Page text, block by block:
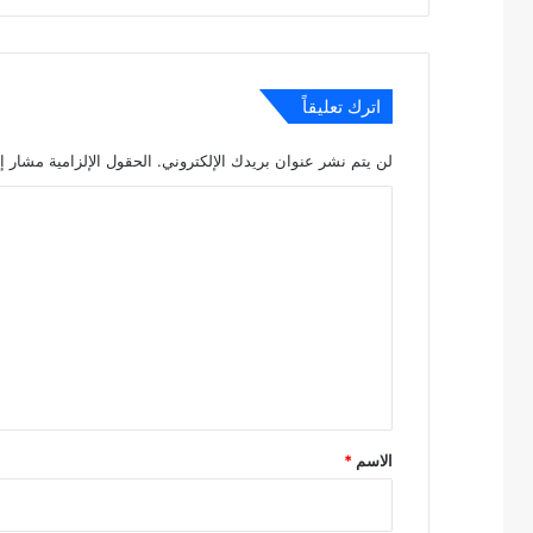
اترك تعليقاً
لن يتم نشر عنوان بريدك الإلكتروني. الحقول الإلزامية مشار
*
الاسم *